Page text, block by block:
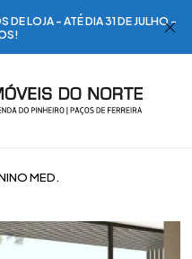
LOJA - ATÉ DIA 31 DE JULHO -
MED.